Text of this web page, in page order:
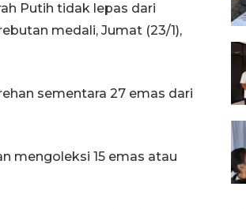
Putih tidak lepas dari
medali, Jumat (23/1),
sementara 27 emas dari
mengoleksi 15 emas atau